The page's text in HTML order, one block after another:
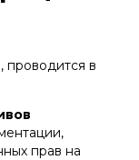
проводится в
прав на